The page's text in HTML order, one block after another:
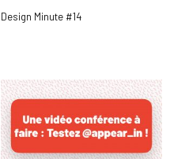
Design Minute #14